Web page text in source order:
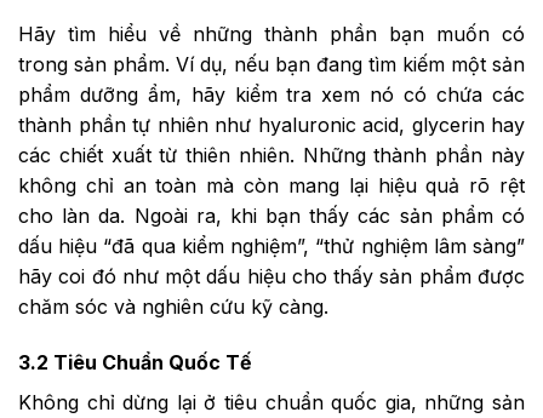
Hãy tìm hiểu về những thành phần bạn muốn có
trong sản phẩm. Ví dụ, nếu bạn đang tìm kiếm một sản
phẩm dưỡng ẩm, hãy kiểm tra xem nó có chứa các
thành phần tự nhiên như hyaluronic acid, glycerin hay
các chiết xuất từ thiên nhiên. Những thành phần này
không chỉ an toàn mà còn mang lại hiệu quả rõ rệt
cho làn da. Ngoài ra, khi bạn thấy các sản phẩm có
dấu hiệu “đã qua kiểm nghiệm”, “thử nghiệm lâm sàng”
hãy coi đó như một dấu hiệu cho thấy sản phẩm được
chăm sóc và nghiên cứu kỹ càng.
3.2 Tiêu Chuẩn Quốc Tế
Không chỉ dừng lại ở tiêu chuẩn quốc gia, những sản